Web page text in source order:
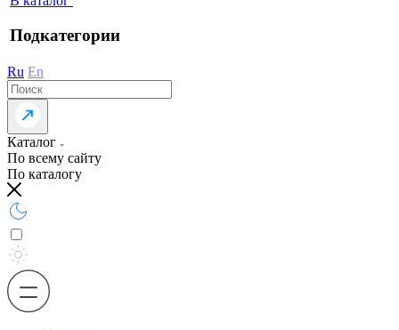
Подкатегории
Ru En
Каталог
По всему сайту
По каталогу